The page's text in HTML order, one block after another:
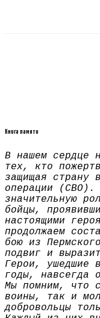
Книга памяти
В нашем сердце
тех, кто
защищая страну
операции (СВО).
значительную
бойцы,
настоящими
продолжаем
бою из
подвиг и
Герои, ушедшие
годы, навсегда
Мы помним, что
воины, так и
добровольцы